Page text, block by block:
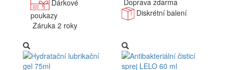
Dárkové
poukazy
Diskrétní balení
Záruka 2 roky